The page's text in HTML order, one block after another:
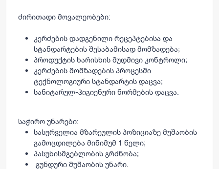
ძირითადი მოვალეობები:
კერძების დადგენილი რეცეპტებისა და
სტანდარტების შესაბამისად მომზადება;
პროდუქტის ხარისხის მუდმივი კონტროლი;
კერძების მომზადების პროცესში
ტექნოლოგიური სტანდარტის დაცვა;
სანიტარულ-ჰიგიენური ნორმების დაცვა.
საჭირო უნარები:
სასურველია მზარეულის პოზიციაზე მუშაობის
გამოცდილება მინიმუმ 1 წელი;
პასუხისმგებლობის გრძნობა;
გუნდური მუშაობის უნარი.